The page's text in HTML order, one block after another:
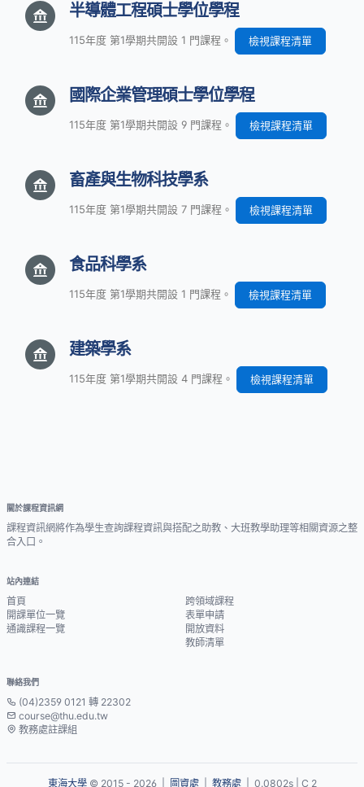
半導體工程碩士學位學程
115年度 第1學期共開設 1 門課程。 檢視課程清單
國際企業管理碩士學位學程
115年度 第1學期共開設 9 門課程。 檢視課程清單
畜產與生物科技學系
115年度 第1學期共開設 7 門課程。 檢視課程清單
食品科學系
115年度 第1學期共開設 1 門課程。 檢視課程清單
建築學系
115年度 第1學期共開設 4 門課程。 檢視課程清單
關於課程資訊網
課程資訊網將作為學生查詢課程資訊與搭配之助教、大班教學助理等相關資源之整
合入口。
站內連結
首頁
開課單位一覽
通識課程一覽
跨領域課程
表單申請
開放資料
教師清單
聯絡我們
(04)2359 0121 轉 22302
course@thu.edu.tw
教務處註課組
東海大學© 2015 - 2026 | 圖資處| 教務處| 0.0802s | C 2